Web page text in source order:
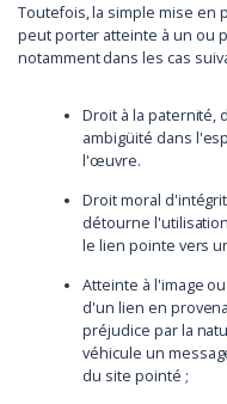
Toutefois, la simple mise en
peut porter atteinte à un ou
notamment dans les cas
Droit à la paternité,
ambigüité dans
l'œuvre.
Droit moral
détourne
le lien pointe vers
Atteinte à l'image
d'un lien en
préjudice par la
véhicule un
du site pointé ;